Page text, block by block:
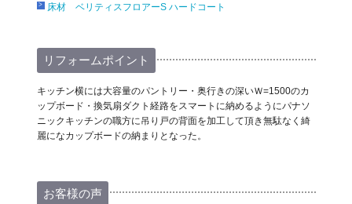
床材 ベリティスフロアーS ハードコート
リフォームポイント
キッチン横には大容量のパントリー・奥行きの深いＷ=1500のカ
ップボード・換気扇ダクト経路をスマートに納めるようにパナソ
ニックキッチンの職方に吊り戸の背面を加工して頂き無駄なく綺
麗になカップボードの納まりとなった。
お客様の声